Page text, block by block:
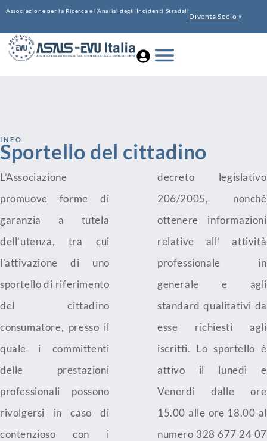
Associazione per la Ricerca e l’Analisi degli Incidenti Stradali
Diventa Socio »
INFO
Sportello del cittadino
L’Associazione
promuove forme di
garanzia a tutela
dell’utenza, tra cui
l’attivazione di uno
sportello di riferimento
del cittadino
consumatore, presso il
quale i committenti
delle prestazioni
professionali possono
rivolgersi in caso di
contenzioso con i
decreto legislativo
206/2005, nonché
ottenere informazioni
relative all’ attività
professionale in
generale e agli
standard qualitativi da
esse richiesti agli
iscritti. Lo sportello è
attivo il lunedì e
Venerdì dalle ore
15.00 alle ore 18.00 al
numero 328 677 24 07